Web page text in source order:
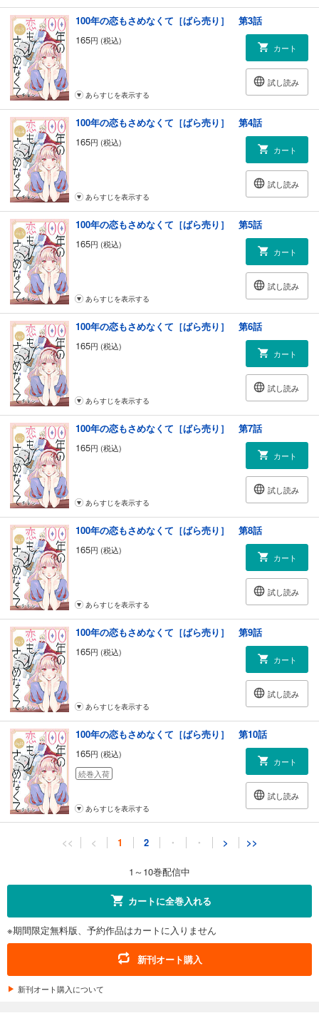
100年の恋もさめなくて［ばら売り］ 第3話
165円 (税込)
カート
試し読み
あらすじを表示する
100年の恋もさめなくて［ばら売り］ 第4話
165円 (税込)
カート
試し読み
あらすじを表示する
100年の恋もさめなくて［ばら売り］ 第5話
165円 (税込)
カート
試し読み
あらすじを表示する
100年の恋もさめなくて［ばら売り］ 第6話
165円 (税込)
カート
試し読み
あらすじを表示する
100年の恋もさめなくて［ばら売り］ 第7話
165円 (税込)
カート
試し読み
あらすじを表示する
100年の恋もさめなくて［ばら売り］ 第8話
165円 (税込)
カート
試し読み
あらすじを表示する
100年の恋もさめなくて［ばら売り］ 第9話
165円 (税込)
カート
試し読み
あらすじを表示する
100年の恋もさめなくて［ばら売り］ 第10話
165円 (税込)
続巻入荷
カート
試し読み
あらすじを表示する
100年の恋もさめなくて［ばら売り］ 第11話
あらすじを表示する
100年の恋もさめなくて［ばら売り］ 第12話
円 (税込)
10/10入荷
<< < 1 2 ・ ・ > >>
1～10巻配信中
カートに全巻入れる
※期間限定無料版、予約作品はカートに入りません
新刊オート購入
新刊オート購入について